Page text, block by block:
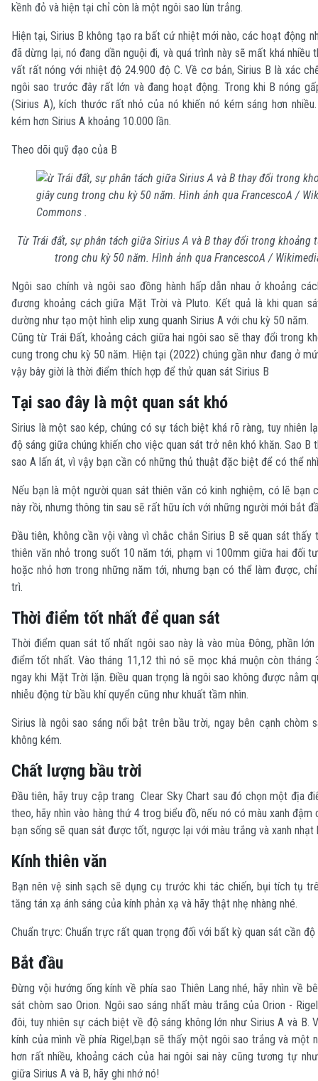
kềnh đỏ và hiện tại chỉ còn là một ngôi sao lùn trắng.
Hiện tại, Sirius B không tạo ra bất cứ nhiệt mới nào, các hoạt động
đã dừng lại, nó đang dần nguội đi, và quá trình này sẽ mất khá nhiều
vất rất nóng với nhiệt độ 24.900 độ C. Về cơ bản, Sirius B là xác
ngôi sao trước đây rất lớn và đang hoạt động. Trong khi B nóng
(Sirius A), kích thước rất nhỏ của nó khiến nó kém sáng hơn
kém hơn Sirius A khoảng 10.000 lần.
Theo dõi quỹ đạo của B
Từ Trái đất, sự phân tách giữa Sirius A và B thay đổi trong khoảng
trong chu kỳ 50 năm. Hình ảnh qua FrancescoA /
Ngôi sao chính và ngôi sao đồng hành hấp dẫn nhau ở khoảng
đương khoảng cách giữa Mặt Trời và Pluto. Kết quả là khi quan
dường như tạo một hình elip xung quanh Sirius A với chu kỳ 50 năm.
Cũng từ Trái Đất, khoảng cách giữa hai ngôi sao sẽ thay đổi trong
cung trong chu kỳ 50 năm. Hiện tại (2022) chúng gần như đang ở
vậy bây giời là thời điểm thích hợp để thử quan sát Sirius B
Tại sao đây là một quan sát khó
Sirius là một sao kép, chúng có sự tách biệt khá rõ ràng, tuy nhiên
độ sáng giữa chúng khiến cho việc quan sát trở nên khó khăn. Sao B
sao A lấn át, vì vậy bạn cần có những thủ thuật đặc biệt để có thể
Nếu bạn là một người quan sát thiên văn có kinh nghiệm, có lẽ bạn
này rồi, nhưng thông tin sau sẽ rất hữu ích với những người mới bắt
Đầu tiên, không cần vội vàng vì chắc chắn Sirius B sẽ quan sát thấy
thiên văn nhỏ trong suốt 10 năm tới, phạm vi 100mm giữa hai đối
hoặc nhỏ hơn trong những năm tới, nhưng bạn có thể làm được,
trì.
Thời điểm tốt nhất để quan sát
Thời điểm quan sát tố nhất ngôi sao này là vào mùa Đông, phần
điểm tốt nhất. Vào tháng 11,12 thì nó sẽ mọc khá muộn còn
ngay khi Mặt Trời lặn. Điều quan trọng là ngôi sao không được nằm
nhiễu động từ bầu khí quyển cũng như khuất tầm nhìn.
Sirius là ngôi sao sáng nổi bật trên bầu trời, ngay bên cạnh chòm
không kém.
Chất lượng bầu trời
Đầu tiên, hãy truy cập trang Clear Sky Chart sau đó chọn một địa
theo, hãy nhìn vào hàng thứ 4 trog biểu đồ, nếu nó có màu xanh
bạn sống sẽ quan sát được tốt, ngược lại với màu trắng và xanh nhạt
Kính thiên văn
Bạn nên vệ sinh sạch sẽ dụng cụ trước khi tác chiến, bụi tích tụ
tăng tán xạ ánh sáng của kính phản xạ và hãy thật nhẹ nhàng nhé.
Chuẩn trực: Chuẩn trực rất quan trọng đối với bất kỳ quan sát cần
Bắt đầu
Đừng vội hướng ống kính về phía sao Thiên Lang nhé, hãy nhìn về
sát chòm sao Orion. Ngôi sao sáng nhất màu trắng của Orion -
đôi, tuy nhiên sự cách biệt về độ sáng không lớn như Sirius A và B.
kính của mình về phía Rigel,bạn sẽ thấy một ngôi sao trắng và một
hơn rất nhiều, khoảng cách của hai ngôi sai này cũng tương tự
giữa Sirius A và B, hãy ghi nhớ nó!